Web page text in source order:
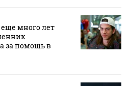
еще много лет
за помощь в